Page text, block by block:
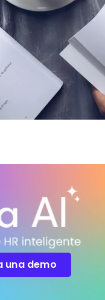
una demo